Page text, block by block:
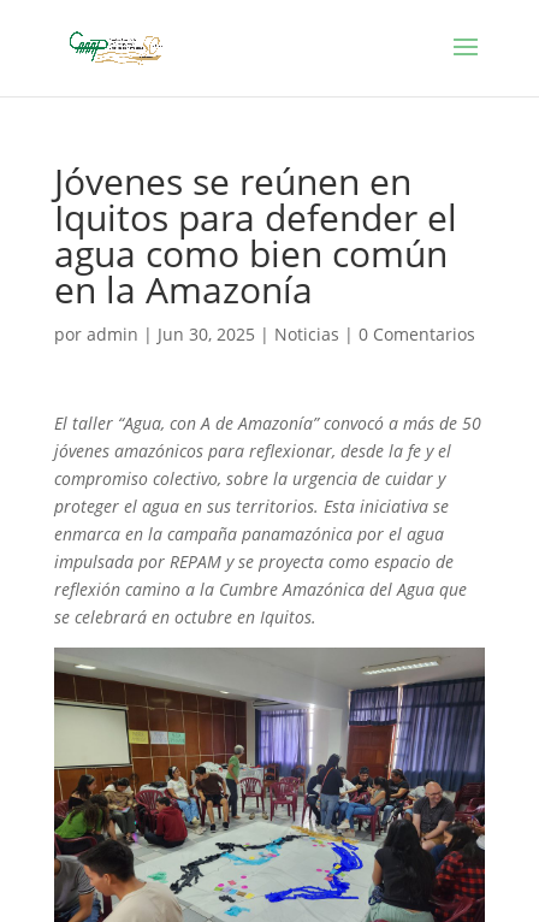
Jóvenes se reúnen en
Iquitos para defender el
agua como bien común
en la Amazonía
por admin | Jun 30, 2025 | Noticias | 0 Comentarios
El taller “Agua, con A de Amazonía” convocó a más de 50
jóvenes amazónicos para reflexionar, desde la fe y el
compromiso colectivo, sobre la urgencia de cuidar y
proteger el agua en sus territorios. Esta iniciativa se
enmarca en la campaña panamazónica por el agua
impulsada por REPAM y se proyecta como espacio de
reflexión camino a la Cumbre Amazónica del Agua que
se celebrará en octubre en Iquitos.